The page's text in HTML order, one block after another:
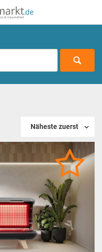
Näheste zuerst